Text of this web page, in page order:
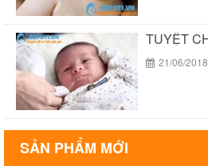
21/06/2018
SẢN PHẨM MỚI